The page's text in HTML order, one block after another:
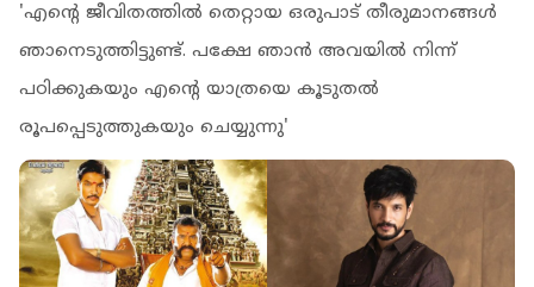
'എന്റെ ജീവിതത്തിൽ തെറ്റായ ഒരുപാട് തീരുമാനങ്ങൾ
ഞാനെടുത്തിട്ടുണ്ട്. പക്ഷേ ഞാൻ അവയിൽ നിന്ന്
പഠിക്കുകയും എന്റെ യാത്രയെ കൂടുതൽ
രൂപപ്പെടുത്തുകയും ചെയ്യുന്നു'